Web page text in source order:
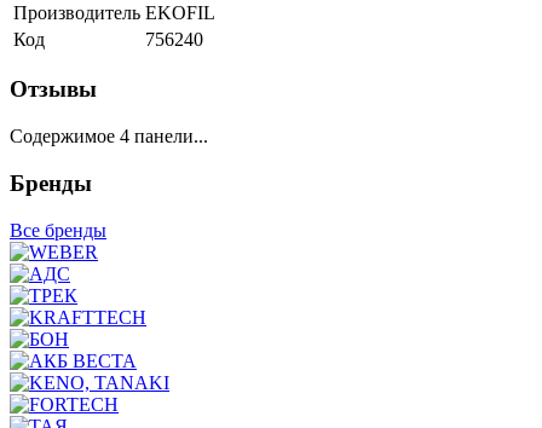
Производитель EKOFIL
Код
756240
Отзывы
Содержимое 4 панели...
Бренды
Все бренды